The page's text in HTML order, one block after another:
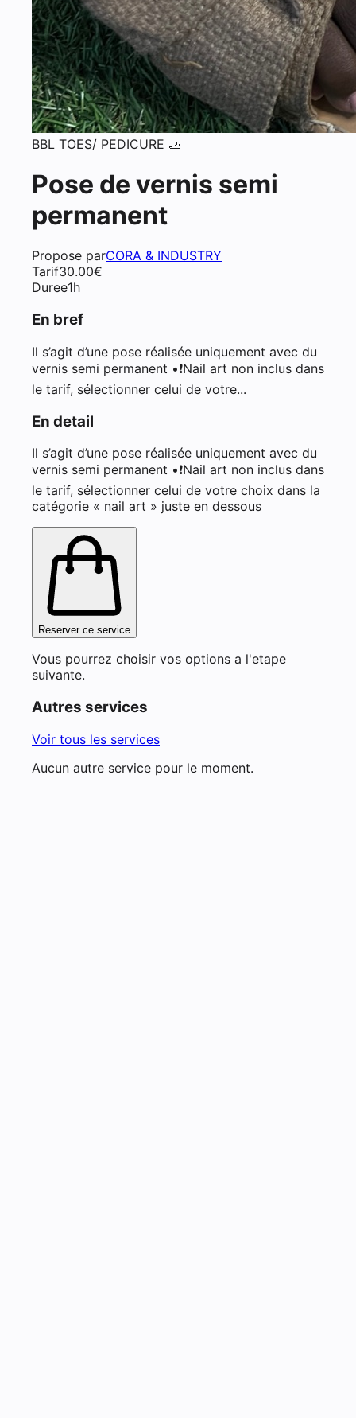
BBL TOES/ PEDICURE 🦶
Pose de vernis semi
permanent
Propose parCORA & INDUSTRY
Tarif30.00€
Duree1h
En bref
Il s’agit d’une pose réalisée uniquement avec du
vernis semi permanent •❗️Nail art non inclus dans
le tarif, sélectionner celui de votre...
En detail
Il s’agit d’une pose réalisée uniquement avec du
vernis semi permanent •❗️Nail art non inclus dans
le tarif, sélectionner celui de votre choix dans la
catégorie « nail art » juste en dessous
Reserver ce service
Vous pourrez choisir vos options a l'etape
suivante.
Autres services
Voir tous les services
Aucun autre service pour le moment.